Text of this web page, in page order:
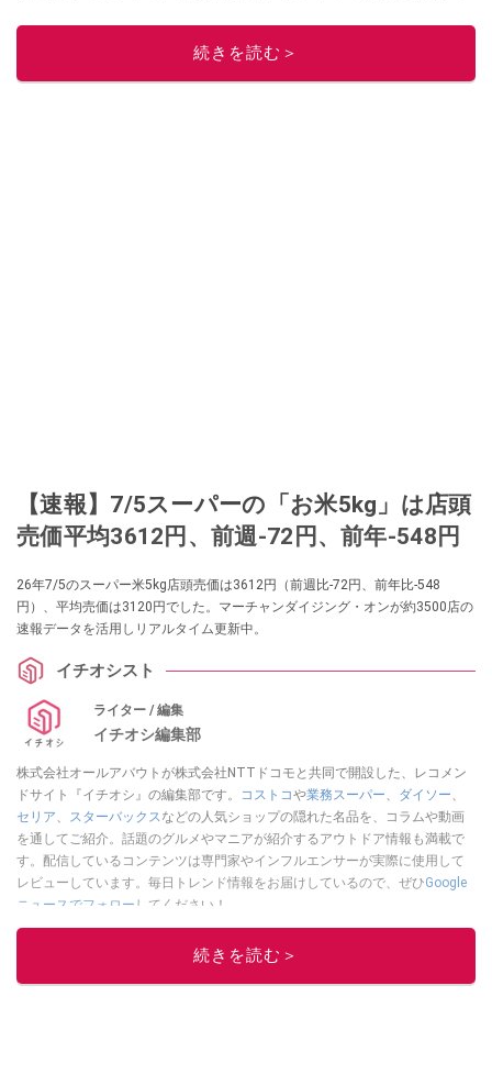
ニュースでフォロー
続きを読む＞
【速報】7/5スーパーの「お米5kg」は店頭
売価平均3612円、前週-72円、前年-548円
26年7/5のスーパー米5kg店頭売価は3612円（前週比-72円、前年比-548
円）、平均売価は3120円でした。マーチャンダイジング・オンが約3500店の
速報データを活用しリアルタイム更新中。
イチオシスト
ライター / 編集
イチオシ編集部
株式会社オールアバウトが株式会社NTTドコモと共同で開設した、レコメン
ドサイト『イチオシ』の編集部です。
コストコや業務スーパー、 ダイソー、
セリア、 スターバックスなどの人気ショップの隠れた名品を、コラムや動画
を通してご紹介。話題のグルメやマニアが紹介するアウトドア情報も満載で
す。配信しているコンテンツは専門家やインフルエンサーが実際に使用して
レビューしています。毎日トレンド情報をお届けしているので、ぜひGoogle
ニュースでフォロー してください！
続きを読む＞